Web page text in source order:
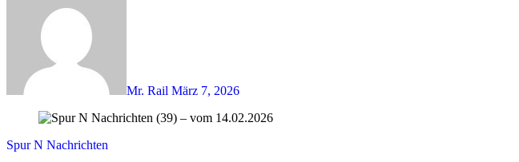
Mr. Rail März 7, 2026
Spur N Nachrichten